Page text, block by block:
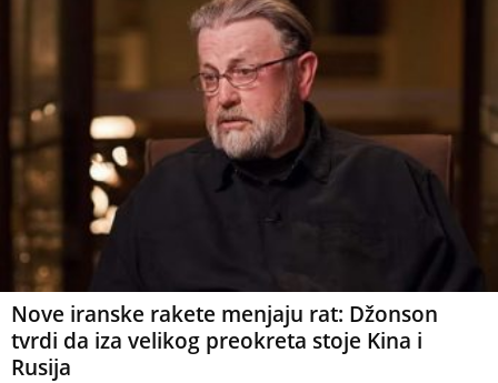
Nove iranske rakete menjaju rat: Džonson
tvrdi da iza velikog preokreta stoje Kina i
Rusija